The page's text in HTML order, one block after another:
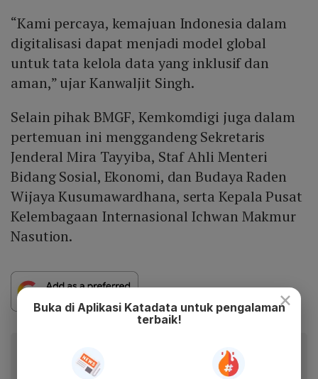
“Kami percaya, kemajuan Indonesia dalam
digitalisasi dapat menjadi model global
untuk tata kelola data yang inklusif dan
aman,” ujar Kanwaljit Singh.
Selain pihak BMGF, Kemkomdigi juga dalam
pertemuan ini menggandeng Sekretaris
Jenderal Mira Tayyiba, Staf Ahli Menteri
Bidang Sosial, Ekonomi, dan Budaya Raden
Wijaya Kusumawardhana, serta Kepala Pusat
Kelembagaan Internasional Ichwan Makmur
Nasution.
Baca artikel ini lewat aplikasi mobile.
Dapatkan pengalaman membaca lebih nyaman dan nikmati
×
Buka di Aplikasi Katadata untuk pengalaman
terbaik!